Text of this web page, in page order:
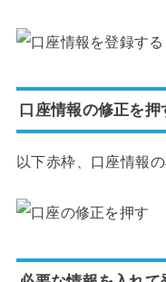
口座情報の修正を押
以下赤枠、口座情報